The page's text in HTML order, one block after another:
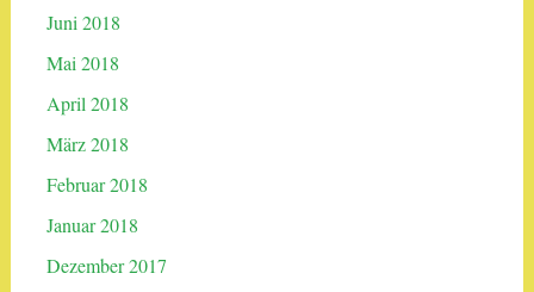
Juni 2018
Mai 2018
April 2018
März 2018
Februar 2018
Januar 2018
Dezember 2017